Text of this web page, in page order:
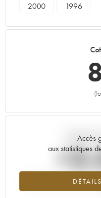
2000
1996
Accès
aux statistiques
Tendance
Tendance à la hausse du